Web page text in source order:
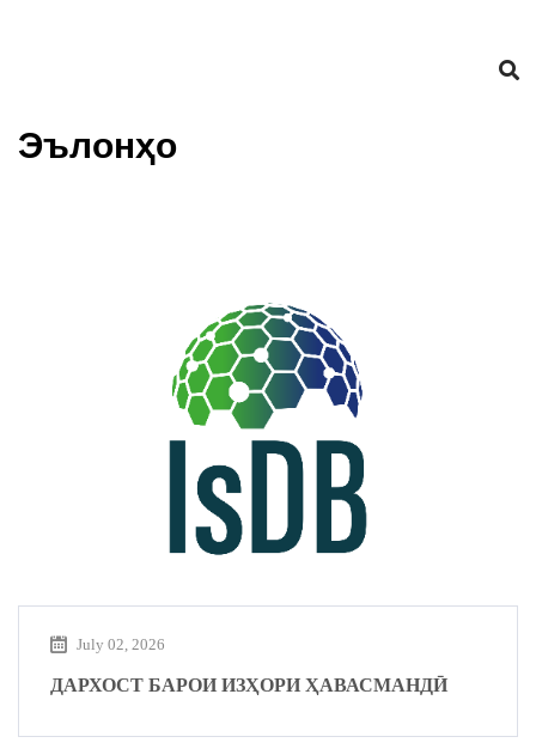
Эълонҳо
July 02, 2026
ДАРХОСТ БАРОИ ИЗҲОРИ ҲАВАСМАНДӢ